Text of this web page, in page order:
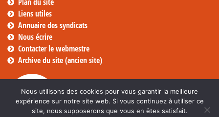
Plan du site
Liens utiles
Annuaire des syndicats
Nous écrire
Contacter le webmestre
Archive du site (ancien site)
Nous utilisons des cookies pour vous garantir la meilleure
expérience sur notre site web. Si vous continuez à utiliser ce
site, nous supposerons que vous en êtes satisfait.